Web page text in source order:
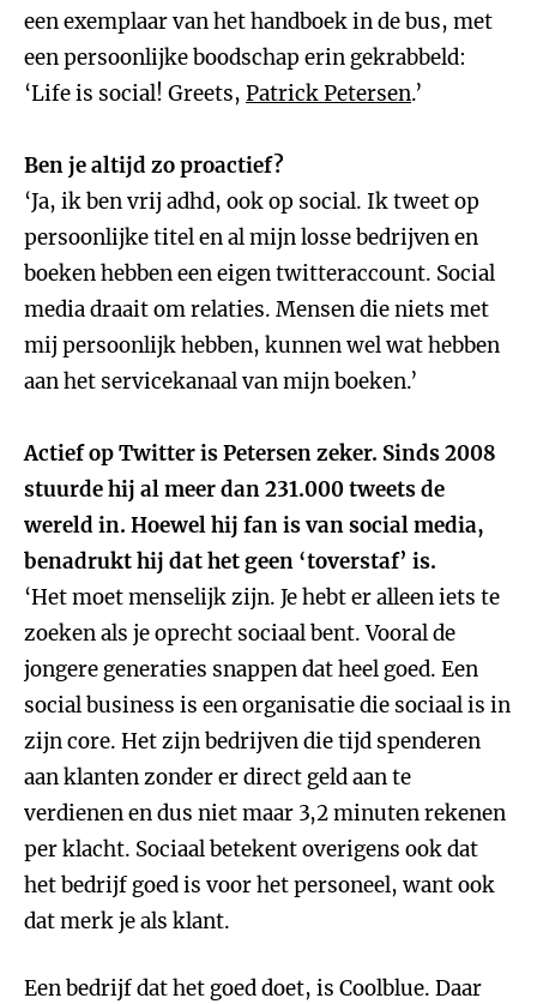
een exemplaar van het handboek in de bus, met
een persoonlijke boodschap erin gekrabbeld:
‘Life is social! Greets, Patrick Petersen.’
Ben je altijd zo proactief?
‘Ja, ik ben vrij adhd, ook op social. Ik tweet op
persoonlijke titel en al mijn losse bedrijven en
boeken hebben een eigen twitteraccount. Social
media draait om relaties. Mensen die niets met
mij persoonlijk hebben, kunnen wel wat hebben
aan het servicekanaal van mijn boeken.’
Actief op Twitter is Petersen zeker. Sinds 2008
stuurde hij al meer dan 231.000 tweets de
wereld in. Hoewel hij fan is van social media,
benadrukt hij dat het geen ‘toverstaf’ is.
‘Het moet menselijk zijn. Je hebt er alleen iets te
zoeken als je oprecht sociaal bent. Vooral de
jongere generaties snappen dat heel goed. Een
social business is een organisatie die sociaal is in
zijn core. Het zijn bedrijven die tijd spenderen
aan klanten zonder er direct geld aan te
verdienen en dus niet maar 3,2 minuten rekenen
per klacht. Sociaal betekent overigens ook dat
het bedrijf goed is voor het personeel, want ook
dat merk je als klant.
Een bedrijf dat het goed doet, is Coolblue. Daar